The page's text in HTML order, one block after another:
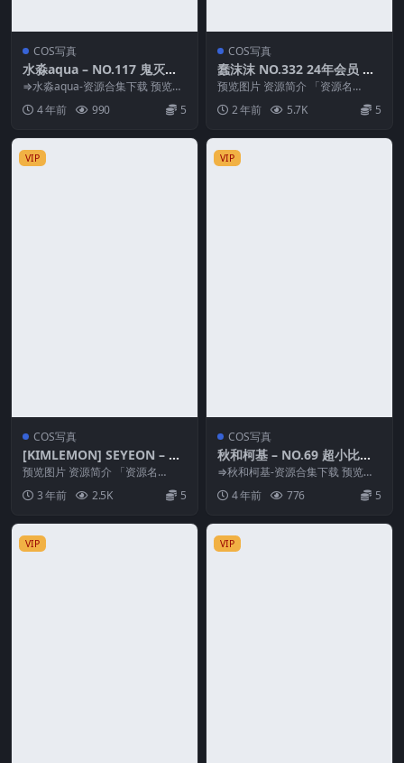
COS写真
水淼aqua – NO.117 鬼灭之
刃 上弦陆堕姬 [83P-99MB]
⇒水淼aqua-资源合集下载 预览图
片 资源简介 「资源名称」：水淼a
qua –...
4 年前 990 5
COS写真
蠢沫沫 NO.332 24年会员 原
神 甘雨旗袍
预览图片 资源简介 「资源名
称」：蠢沫沫 NO.332 24年会员
原神 甘雨旗...
2 年前 5.7K 5
VIP
COS写真
[KIMLEMON] SEYEON – Vo
l.03 [64P-297M]
预览图片 资源简介 「资源名
称」：[KIMLEMON] SEYEON – V
ol...3 年前 2.5K 5
VIP
COS写真
秋和柯基 – NO.69 超小比基
尼 [50P1V-1.18GB]
⇒秋和柯基-资源合集下载 预览图
片 资源简介 「资源名称」：秋和
柯基 – NO....
4 年前 776 5
VIP VIP